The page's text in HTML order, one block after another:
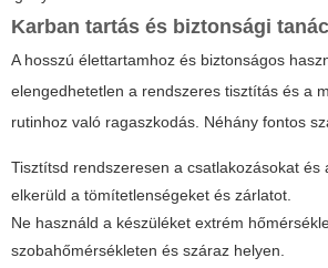
Karban tartás és biztonsági
A hosszú élettartamhoz és biztonságos
elengedhetetlen a rendszeres tisztítás és a
rutinhoz való ragaszkodás. Néhány fontos
Tisztítsd rendszeresen a csatlakozásokat és
elkerüld a tömítetlenségeket és zárlatot.
Ne használd a készüléket extrém
szobahőmérsékleten és száraz helyen.